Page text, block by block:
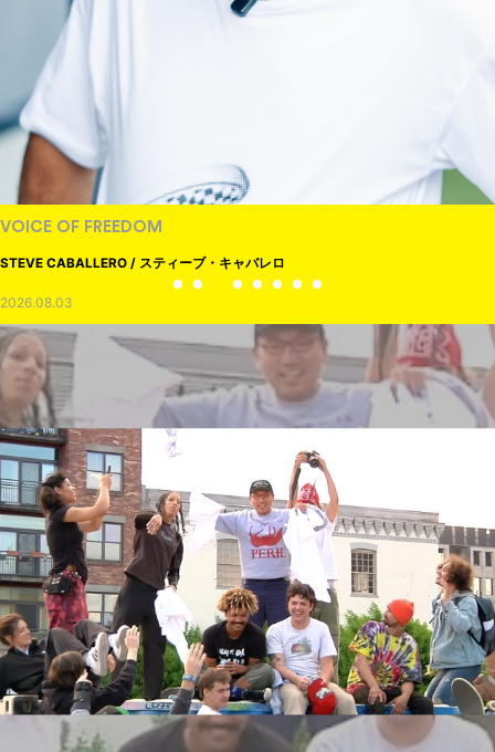
VOICE OF FREEDOM
STEVE CABALLERO / スティーブ・キャバレロ
2026.08.03